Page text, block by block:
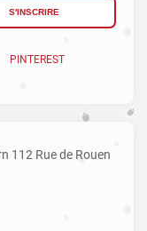
S'INSCRIRE
PINTEREST
112 Rue de Rouen